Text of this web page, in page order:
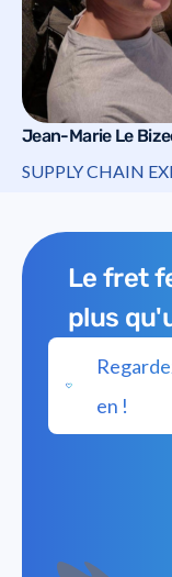
Jean-Marie Le
SUPPLY CHAIN
Le fret
plus
en !